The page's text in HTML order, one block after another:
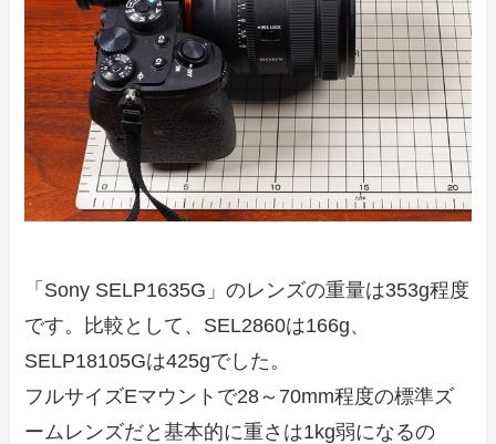
「Sony SELP1635G」のレンズの重量は353g程度
です。比較として、SEL2860は166g、
SELP18105Gは425gでした。
フルサイズEマウントで28～70mm程度の標準ズ
ームレンズだと基本的に重さは1kg弱になるの